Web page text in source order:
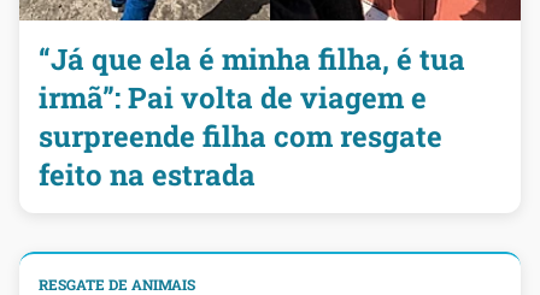
“Já que ela é minha filha, é tua
irmã”: Pai volta de viagem e
surpreende filha com resgate
feito na estrada
RESGATE DE ANIMAIS